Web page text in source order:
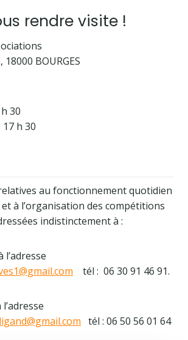
rendre visite !
BOURGES
30
h 30
au fonctionnement quotidien
et à l’organisation des compétitions
indistinctement à :
l’adresse
tél : 06 30 91 46 91.
tél : 06 50 56 01 64